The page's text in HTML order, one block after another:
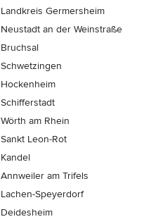
Landkreis Germersheim
Neustadt an der Weinstraße
Bruchsal
Schwetzingen
Hockenheim
Schifferstadt
Wörth am Rhein
Sankt Leon-Rot
Kandel
Annweiler am Trifels
Lachen-Speyerdorf
Deidesheim